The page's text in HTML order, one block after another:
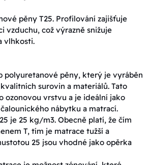
pěny T25. Profilování zajišťuje
vzduchu, což výrazně snižuje
vlhkosti.
polyuretanové pěny, který je vyráběn
surovin a materiálů. Tato
ozonovou vrstvu a je ideální jako
nábytku a matrací.
je 25 kg/m3. Obecně platí, že čím
T, tím je matrace tužší a
25 jsou vhodné jako opěrka